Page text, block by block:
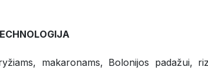
makaronams, Bolonijos padažui,